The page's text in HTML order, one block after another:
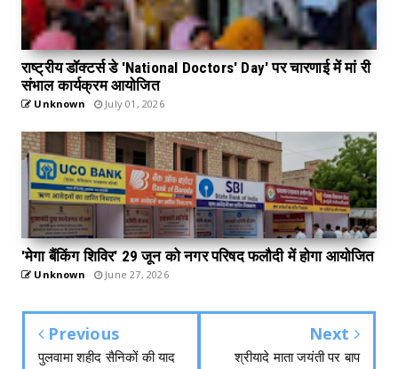
राष्ट्रीय डॉक्टर्स डे 'National Doctors' Day' पर चारणाई में मां री
संभाल कार्यक्रम आयोजित
Unknown July 01, 2026
'मेगा बैंकिंग शिविर' 29 जून को नगर परिषद फलौदी में होगा आयोजित
Unknown June 27, 2026
Previous
पुलवामा शहीद सैनिकों की याद
Next
श्रीयादे माता जयंती पर बाप